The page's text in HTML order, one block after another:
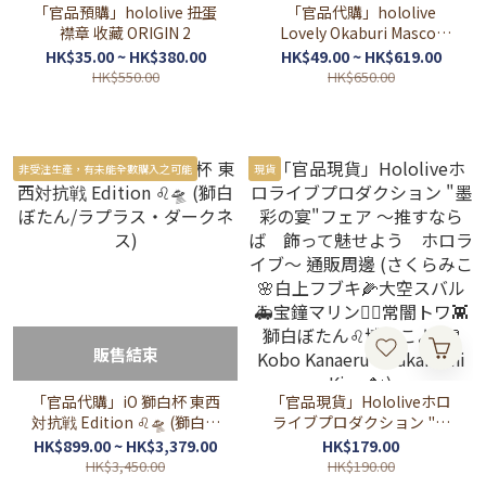
「官品預購」hololive 扭蛋
襟章 收藏 ORIGIN 2
HK$35.00 ~ HK$380.00
HK$550.00
「官品代購」hololive
Lovely Okaburi Mascot
Series vol.3 🌸♌☃️ (さくら
みこ/獅白ぼたん/雪花ラミ
HK$49.00 ~ HK$619.00
HK$650.00
非受注生產，有未能全數購入之可能
販售結束
「官品代購」iO 獅白杯 東西
対抗戦 Edition ♌🛸 (獅白ぼ
たん/ラプラス・ダークネ
ス)
HK$899.00 ~ HK$3,379.00
HK$3,450.00
現貨
「官品現貨」Hololiveホロ
ライブプロダクション "墨
彩の宴"フェア ～推すなら
ば 飾って魅せよう ホロ
HK$179.00
HK$190.00